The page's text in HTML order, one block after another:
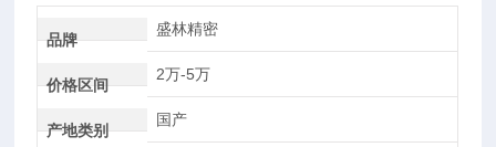
品牌
盛林精密
价格区间
2万-5万
产地类别
国产